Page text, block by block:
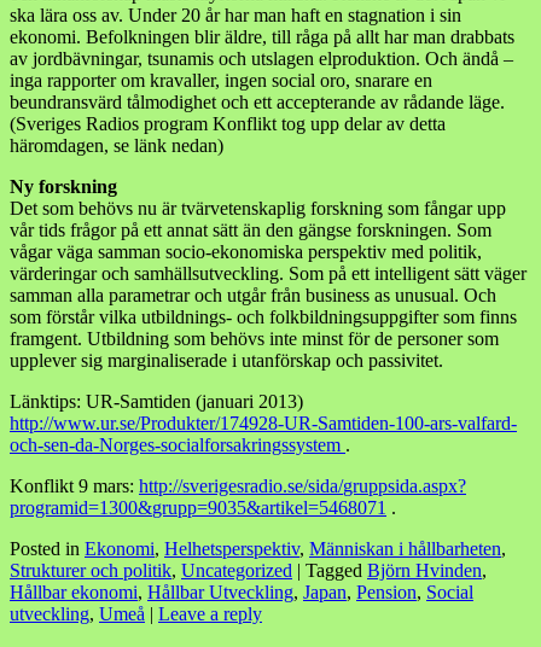
ska lära oss av. Under 20 år har man haft en stagnation i sin
ekonomi. Befolkningen blir äldre, till råga på allt har man drabbats
av jordbävningar, tsunamis och utslagen elproduktion. Och ändå –
inga rapporter om kravaller, ingen social oro, snarare en
beundransvärd tålmodighet och ett accepterande av rådande läge.
(Sveriges Radios program Konflikt tog upp delar av detta
häromdagen, se länk nedan)
Ny forskning
Det som behövs nu är tvärvetenskaplig forskning som fångar upp
vår tids frågor på ett annat sätt än den gängse forskningen. Som
vågar väga samman socio-ekonomiska perspektiv med politik,
värderingar och samhällsutveckling. Som på ett intelligent sätt väger
samman alla parametrar och utgår från business as unusual. Och
som förstår vilka utbildnings- och folkbildningsuppgifter som finns
framgent. Utbildning som behövs inte minst för de personer som
upplever sig marginaliserade i utanförskap och passivitet.
Länktips: UR-Samtiden (januari 2013)
http://www.ur.se/Produkter/174928-UR-Samtiden-100-ars-valfard-
och-sen-da-Norges-socialforsakringssystem .
Konflikt 9 mars: http://sverigesradio.se/sida/gruppsida.aspx?
programid=1300&grupp=9035&artikel=5468071 .
Posted in Ekonomi, Helhetsperspektiv, Människan i hållbarheten,
Strukturer och politik, Uncategorized | Tagged Björn Hvinden,
Hållbar ekonomi, Hållbar Utveckling, Japan, Pension, Social
utveckling, Umeå | Leave a reply